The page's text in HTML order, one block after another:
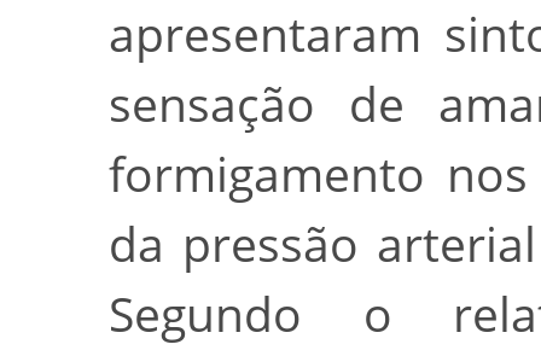
apresentaram
sensação de
formigamento
da pressão
Segundo o